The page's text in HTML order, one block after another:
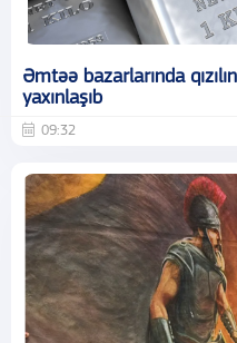
Əmtəə bazarlarında
yaxınlaşıb
09:32